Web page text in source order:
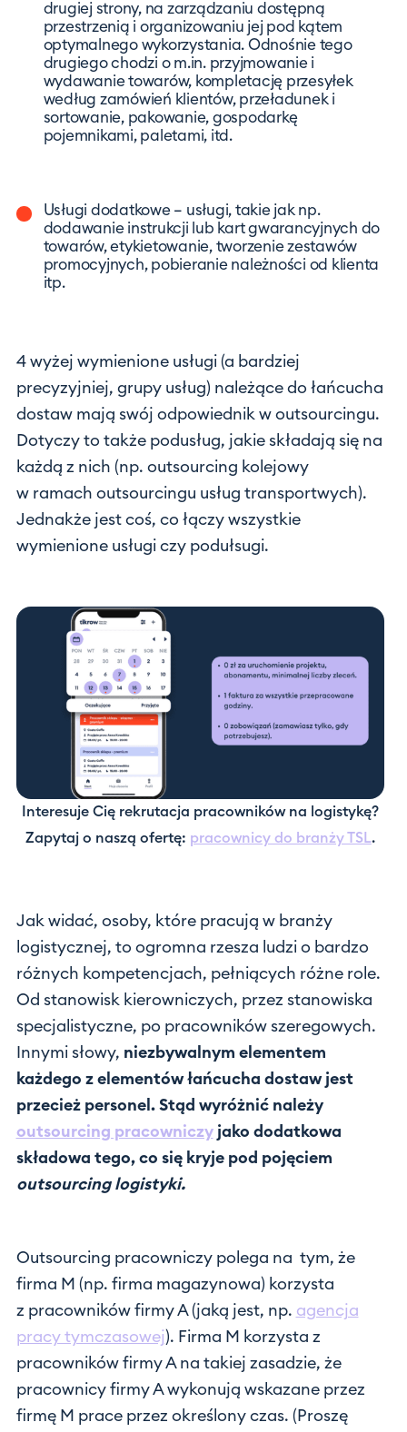
drugiej strony, na zarządzaniu dostępną
przestrzenią i organizowaniu jej pod kątem
optymalnego wykorzystania. Odnośnie tego
drugiego chodzi o m.in. przyjmowanie i
wydawanie towarów, kompletację przesyłek
według zamówień klientów, przeładunek i
sortowanie, pakowanie, gospodarkę
pojemnikami, paletami, itd.
Usługi dodatkowe – usługi, takie jak np.
dodawanie instrukcji lub kart gwarancyjnych do
towarów, etykietowanie, tworzenie zestawów
promocyjnych, pobieranie należności od klienta
itp.
4 wyżej wymienione usługi (a bardziej
precyzyjniej, grupy usług) należące do łańcucha
dostaw mają swój odpowiednik w outsourcingu.
Dotyczy to także podusług, jakie składają się na
każdą z nich (np. outsourcing kolejowy
w ramach outsourcingu usług transportwych).
Jednakże jest coś, co łączy wszystkie
wymienione usługi czy podułsugi.
Interesuje Cię rekrutacja pracowników na logistykę?
Zapytaj o naszą ofertę: pracownicy do branży TSL.
Jak widać, osoby, które pracują w branży
logistycznej, to ogromna rzesza ludzi o bardzo
różnych kompetencjach, pełniących różne role.
Od stanowisk kierowniczych, przez stanowiska
specjalistyczne, po pracowników szeregowych.
Innymi słowy, niezbywalnym elementem
każdego z elementów łańcucha dostaw jest
przecież personel. Stąd wyróżnić należy
outsourcing pracowniczyjako dodatkowa
składowa tego, co się kryje pod pojęciem
outsourcing logistyki.
Outsourcing pracowniczy polega na tym, że
firma M (np. firma magazynowa) korzysta
z pracowników firmy A (jaką jest, np. agencja
pracy tymczasowej). Firma M korzysta z
pracowników firmy A na takiej zasadzie, że
pracownicy firmy A wykonują wskazane przez
firmę M prace przez określony czas. (Proszę